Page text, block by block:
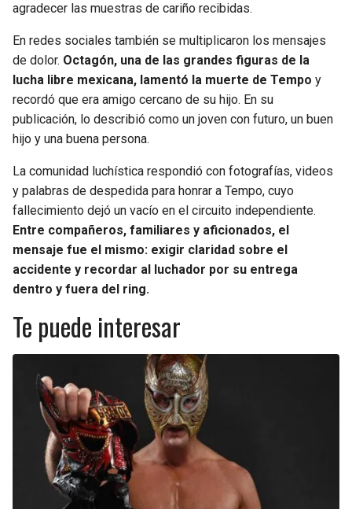
agradecer las muestras de cariño recibidas.
En redes sociales también se multiplicaron los mensajes
de dolor. Octagón, una de las grandes figuras de la
lucha libre mexicana, lamentó la muerte de Tempo y
recordó que era amigo cercano de su hijo. En su
publicación, lo describió como un joven con futuro, un buen
hijo y una buena persona.
La comunidad luchística respondió con fotografías, videos
y palabras de despedida para honrar a Tempo, cuyo
fallecimiento dejó un vacío en el circuito independiente.
Entre compañeros, familiares y aficionados, el
mensaje fue el mismo: exigir claridad sobre el
accidente y recordar al luchador por su entrega
dentro y fuera del ring.
Te puede interesar